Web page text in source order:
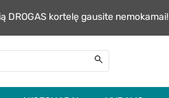
DROGAS kortelę gausite nemokamai!